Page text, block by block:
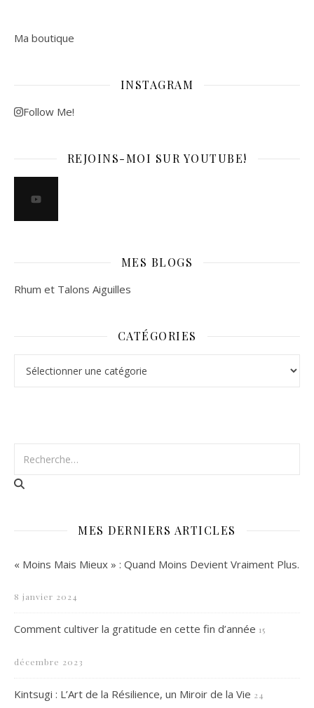
Ma boutique
INSTAGRAM
Follow Me!
REJOINS-MOI SUR YOUTUBE!
MES BLOGS
Rhum et Talons Aiguilles
CATÉGORIES
MES DERNIERS ARTICLES
« Moins Mais Mieux » : Quand Moins Devient Vraiment Plus.
8 janvier 2024
Comment cultiver la gratitude en cette fin d’année 15
décembre 2023
Kintsugi : L’Art de la Résilience, un Miroir de la Vie 24